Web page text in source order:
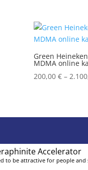
Green
MDMA online
200,00€ –
Accelerator
to be attractive for people and